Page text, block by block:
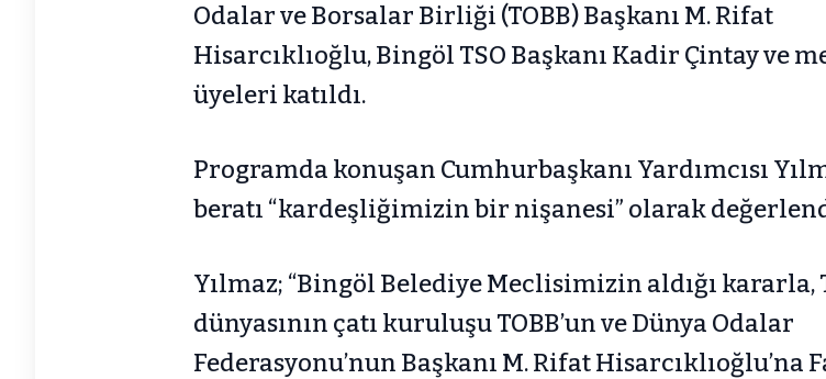
Odalar ve Borsalar Birliği (TOBB) Başkanı M. Rifat
Hisarcıklıoğlu, Bingöl TSO Başkanı Kadir Çintay ve
üyeleri katıldı.
Programda konuşan Cumhurbaşkanı Yardımcısı
beratı “kardeşliğimizin bir nişanesi” olarak
Yılmaz; “Bingöl Belediye Meclisimizin aldığı kararla,
dünyasının çatı kuruluşu TOBB’un ve Dünya Odalar
Federasyonu’nun Başkanı M. Rifat Hisarcıklıoğlu’na